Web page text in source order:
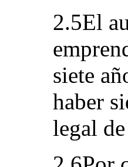
2.5El
siete
haber
legal